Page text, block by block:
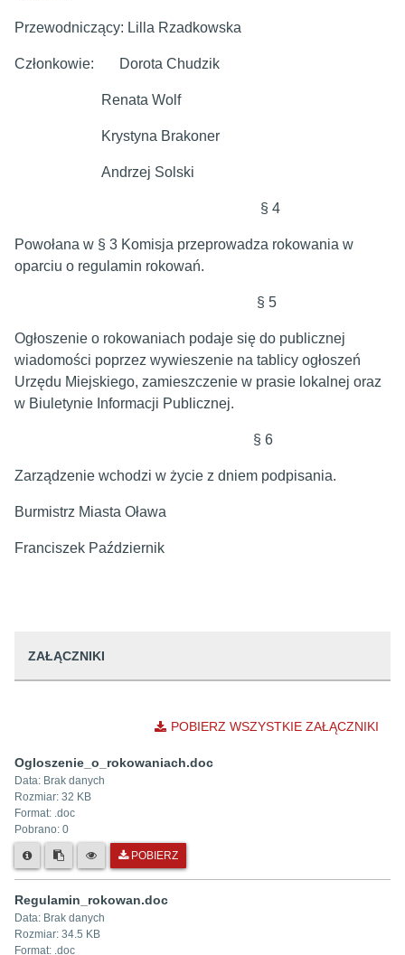
Przewodniczący: Lilla Rzadkowska
Członkowie: Dorota Chudzik
Renata Wolf
Krystyna Brakoner
Andrzej Solski
§ 4
Powołana w § 3 Komisja przeprowadza rokowania w
oparciu o regulamin rokowań.
§ 5
Ogłoszenie o rokowaniach podaje się do publicznej
wiadomości poprzez wywieszenie na tablicy ogłoszeń
Urzędu Miejskiego, zamieszczenie w prasie lokalnej oraz
w Biuletynie Informacji Publicznej.
§ 6
Zarządzenie wchodzi w życie z dniem podpisania.
Burmistrz Miasta Oława
Franciszek Październik
ZAŁĄCZNIKI
POBIERZ WSZYSTKIE ZAŁĄCZNIKI
Ogloszenie_o_rokowaniach.doc
Data: Brak danych
Rozmiar: 32 KB
Format: .doc
Pobrano: 0
POBIERZ
Regulamin_rokowan.doc
Data: Brak danych
Rozmiar: 34.5 KB
Format: .doc